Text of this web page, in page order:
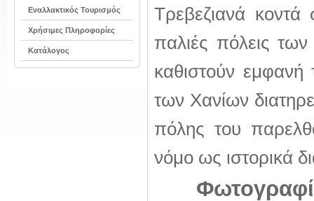
Εναλλακτικός Τουρισμός
Χρήσιμες Πληροφορίες
Κατάλογος
Τρεβεζιανά κοντά
παλιές πόλεις
καθιστούν
των Χανίων
πόλης του
νόμο ως ιστορικά